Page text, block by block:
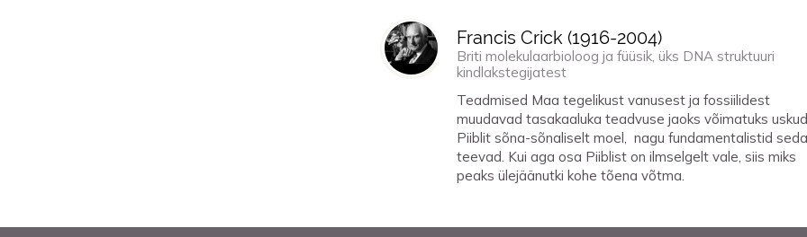
Francis Crick (1916-2004)
Briti molekulaarbioloog ja füüsik, üks DNA struktuuri
kindlakstegijatest
Teadmised Maa tegelikust vanusest ja fossiilidest
muudavad tasakaaluka teadvuse jaoks võimatuks
Piiblit sõna-sõnaliselt moel, nagu fundamentalistid seda
teevad. Kui aga osa Piiblist on ilmselgelt vale, siis miks
peaks ülejäänutki kohe tõena võtma.